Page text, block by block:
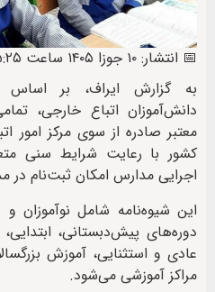
📅 انتشار: ۱۰ جوزا ۱۴۰۵ ساعت ۱۵:۲۵
به گزارش ایراف، بر اساس
دانش‌آموزان اتباع خارجی،
معتبر صادره از سوی مرکز امور
کشور با رعایت شرایط سنی
اجرایی مدارس امکان ثبت‌نام
این شیوه‌نامه شامل نوآموزان
دوره‌های پیش‌دبستانی،
عادی و استثنایی، آموزش
مراکز آموزشی می‌شود.